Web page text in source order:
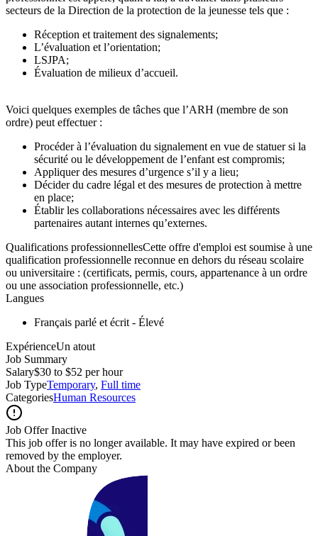
secteurs de la Direction de la protection de la jeunesse tels que :
Réception et traitement des signalements;
L’évaluation et l’orientation;
LSJPA;
Évaluation de milieux d’accueil.
Voici quelques exemples de tâches que l’ARH (membre de son
ordre) peut effectuer :
Procéder à l’évaluation du signalement en vue de statuer si la
sécurité ou le développement de l’enfant est compromis;
Appliquer des mesures d’urgence s’il y a lieu;
Décider du cadre légal et des mesures de protection à mettre
en place;
Établir les collaborations nécessaires avec les différents
partenaires autant internes qu’externes.
Qualifications professionnellesCette offre d'emploi est soumise à une
qualification professionnelle reconnue en dehors du réseau scolaire
ou universitaire : (certificats, permis, cours, appartenance à un ordre
ou une association professionnelle, etc.)
Langues
Français parlé et écrit - Élevé
ExpérienceUn atout
Job Summary
Salary$30 to $52 per hour
Job TypeTemporary, Full time
CategoriesHuman Resources
Job Offer Inactive
This job offer is no longer available. It may have expired or been
removed by the employer.
About the Company